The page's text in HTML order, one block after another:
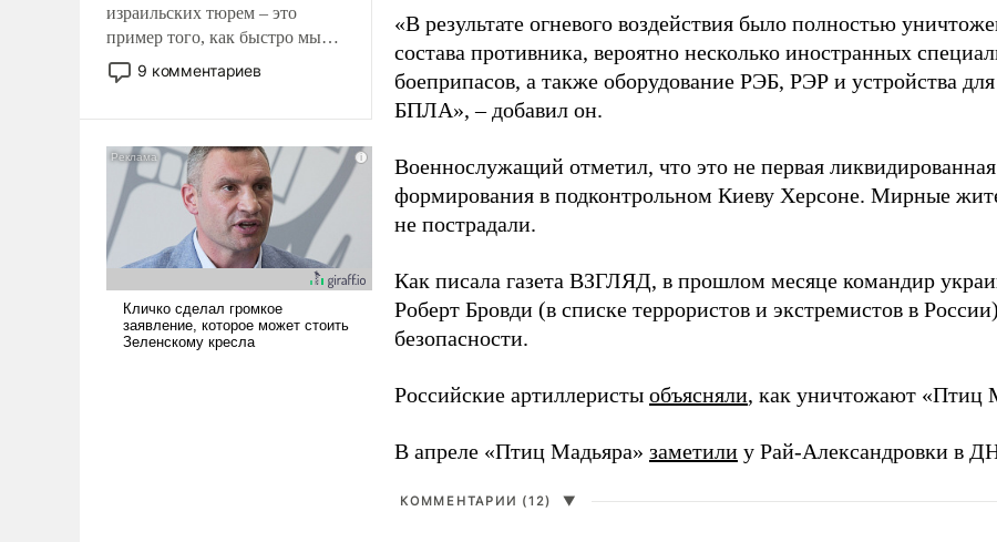
израильских тюрем – это
пример того, как быстро мы
двигаемся по пути
революционных изменений.
псевдонаучной фантастики,
стало всерьез обсуждаемой
идеей.
9 комментариев
«В результате огневого воздействия было полностью
состава противника, вероятно несколько иностранных
боеприпасов, а также оборудование РЭБ, РЭР и устройства
БПЛА», – добавил он.
Военнослужащий отметил, что это не первая
формирования в подконтрольном Киеву Херсоне. Мирные
не пострадали.
Как писала газета ВЗГЛЯД, в прошлом месяце командир
Роберт Бровди (в списке террористов и экстремистов в России)
безопасности.
Российские артиллеристы объясняли, как уничтожают «Птиц
В апреле «Птиц Мадьяра» заметили у Рай-Александровки в
КОММЕНТАРИИ (12) ▼